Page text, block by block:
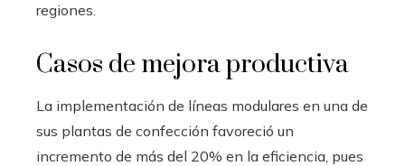
regiones.
Casos de mejora productiva
La implementación de líneas modulares en una de
sus plantas de confección favoreció un
incremento de más del 20% en la eficiencia, pues